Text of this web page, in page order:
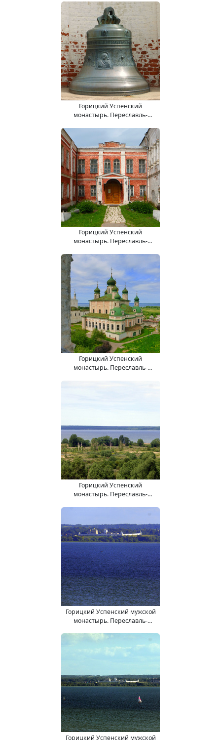
Горицкий Успенский
монастырь. Переславль-
Горицкий Успенский
монастырь. Переславль-
Горицкий Успенский
монастырь. Переславль-
Горицкий Успенский
монастырь. Переславль-
Горицкий Успенский мужской
монастырь. Переславль-
Горицкий Успенский мужской